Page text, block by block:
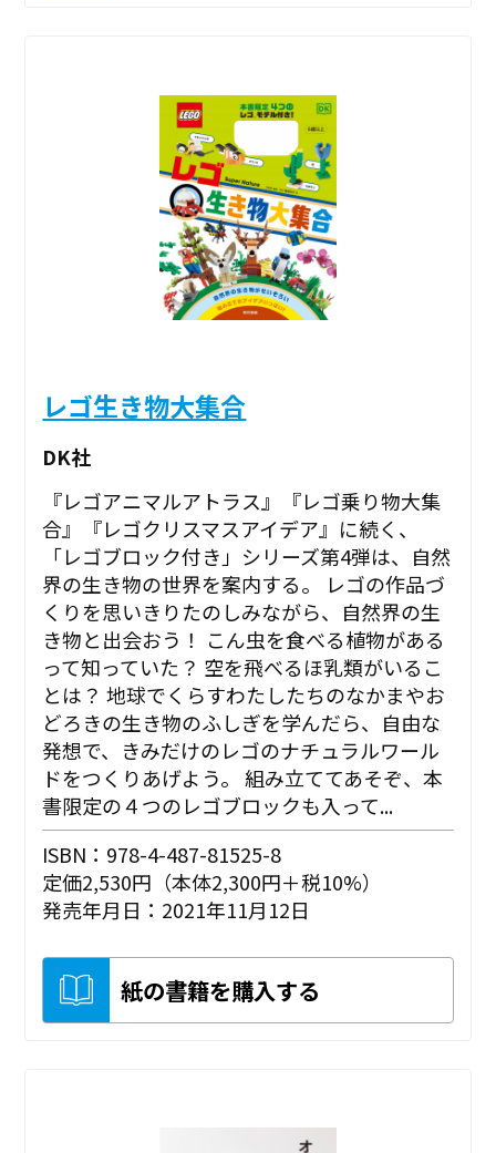
レゴ生き物大集合
DK社
『レゴアニマルアトラス』『レゴ乗り物大集
合』『レゴクリスマスアイデア』に続く、
「レゴブロック付き」シリーズ第4弾は、自然
界の生き物の世界を案内する。 レゴの作品づ
くりを思いきりたのしみながら、自然界の生
き物と出会おう！ こん虫を食べる植物がある
って知っていた？ 空を飛べるほ乳類がいるこ
とは？ 地球でくらすわたしたちのなかまやお
どろきの生き物のふしぎを学んだら、自由な
発想で、きみだけのレゴのナチュラルワール
ドをつくりあげよう。 組み立ててあそぞ、本
書限定の４つのレゴブロックも入って...
ISBN：978-4-487-81525-8
定価2,530円（本体2,300円＋税10%）
発売年月日：2021年11月12日
紙の書籍を購入する